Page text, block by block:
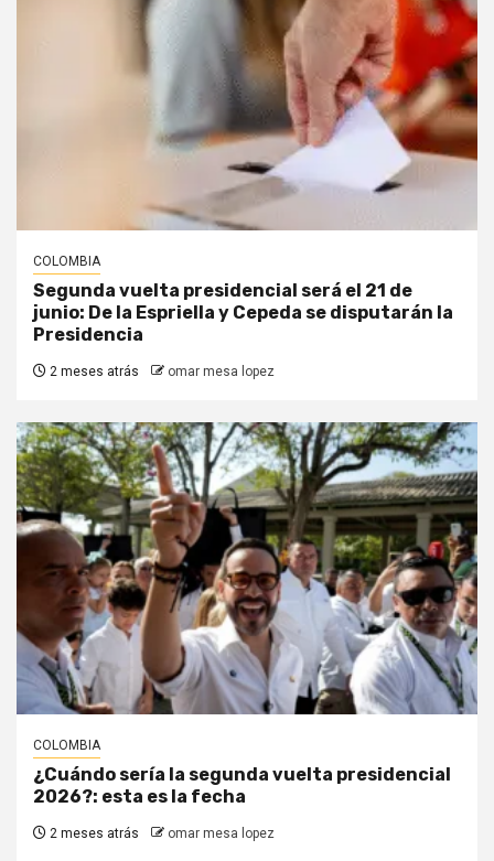
COLOMBIA
Segunda vuelta presidencial será el 21 de
junio: De la Espriella y Cepeda se disputarán la
Presidencia
2 meses atrás omar mesa lopez
COLOMBIA
¿Cuándo sería la segunda vuelta presidencial
2026?: esta es la fecha
2 meses atrás omar mesa lopez